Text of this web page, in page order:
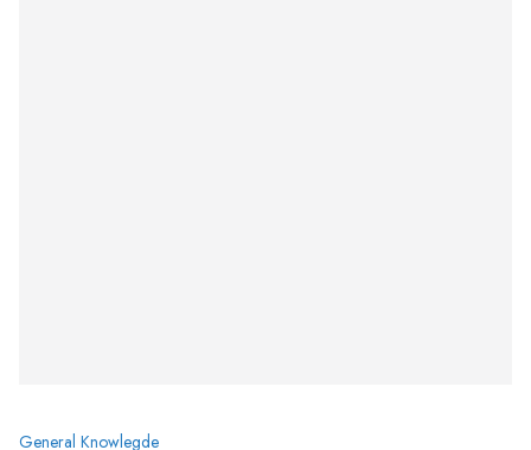
General Knowlegde